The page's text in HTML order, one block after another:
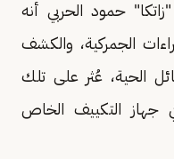
حمود الحربي أنه
الجمركية، والكشف
الحية، عُثر على تلك
جهاز التكييف الخاص